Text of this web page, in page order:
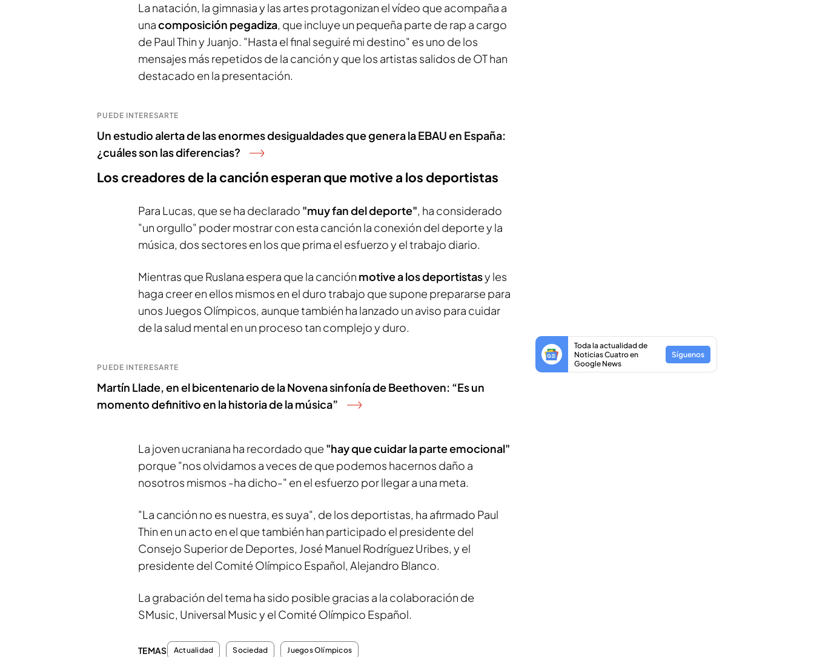
La natación, la gimnasia y las artes protagonizan el vídeo que acompaña a
unacomposición pegadiza, que incluye un pequeña parte de rap a cargo
de Paul Thin y Juanjo. "Hasta el final seguiré mi destino" es uno de los
mensajes más repetidos de la canción y que los artistas salidos de OT han
destacado en la presentación.
PUEDE INTERESARTE
Un estudio alerta de las enormes desigualdades que genera la EBAU en España:
¿cuáles son las diferencias?
Los creadores de la canción esperan que motive a los deportistas
Para Lucas, que se ha declarado "muy fan del deporte", ha considerado
"un orgullo" poder mostrar con esta canción la conexión del deporte y la
música, dos sectores en los que prima el esfuerzo y el trabajo diario.
Mientras que Ruslana espera que la canción motive a los deportistasy les
haga creer en ellos mismos en el duro trabajo que supone prepararse para
unos Juegos Olímpicos, aunque también ha lanzado un aviso para cuidar
de la salud mental en un proceso tan complejo y duro.
PUEDE INTERESARTE
Martín Llade, en el bicentenario de la Novena sinfonía de Beethoven: “Es un
momento definitivo en la historia de la música”
La joven ucraniana ha recordado que "hay que cuidar la parte emocional"
porque "nos olvidamos a veces de que podemos hacernos daño a
nosotros mismos -ha dicho-" en el esfuerzo por llegar a una meta.
Toda la actualidad de
Noticias Cuatro en
Google News
Síguenos
"La canción no es nuestra, es suya", de los deportistas, ha afirmado Paul
Thin en un acto en el que también han participado el presidente del
Consejo Superior de Deportes, José Manuel Rodríguez Uribes, y el
presidente del Comité Olímpico Español, Alejandro Blanco.
La grabación del tema ha sido posible gracias a la colaboración de
SMusic, Universal Music y el Comité Olímpico Español.
TEMAS Actualidad Sociedad Juegos Olímpicos